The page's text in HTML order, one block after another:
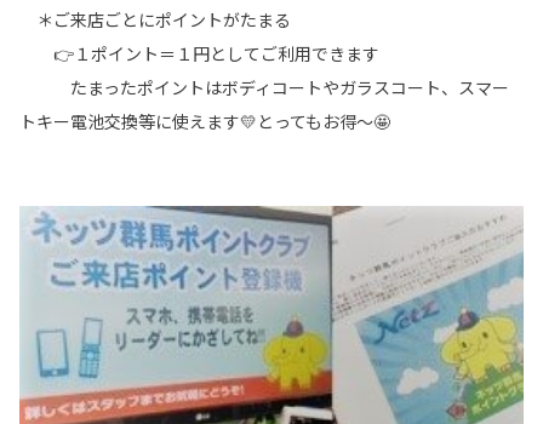
＊ご来店ごとにポイントがたまる
👉１ポイント＝１円としてご利用できます
たまったポイントはボディコートやガラスコート、スマー
トキー電池交換等に使えます💛とってもお得～🤩